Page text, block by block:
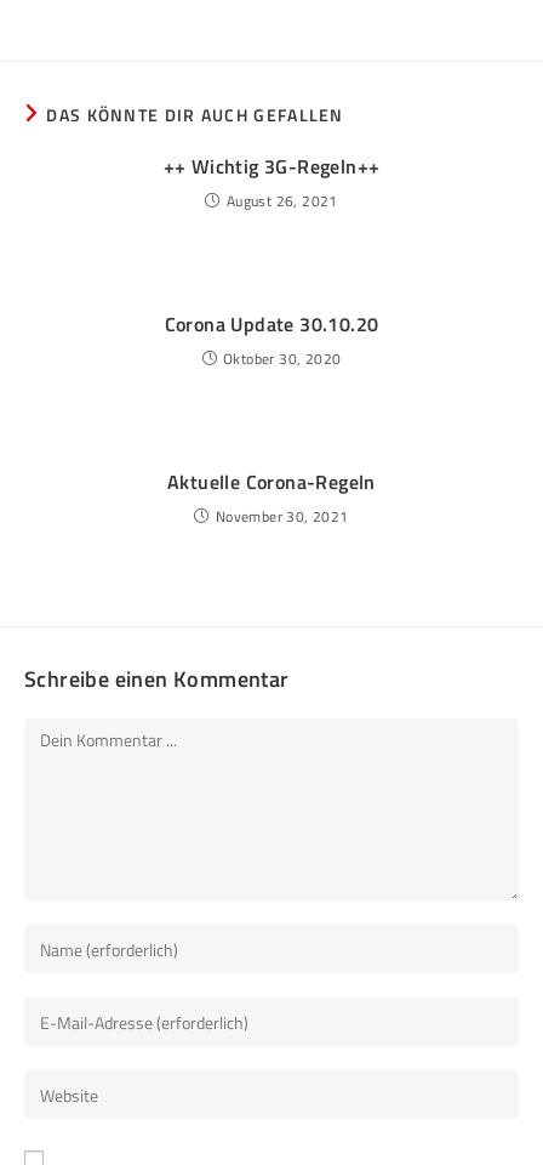
DAS KÖNNTE DIR AUCH GEFALLEN
++ Wichtig 3G-Regeln++
August 26, 2021
Corona Update 30.10.20
Oktober 30, 2020
Aktuelle Corona-Regeln
November 30, 2021
Schreibe einen Kommentar